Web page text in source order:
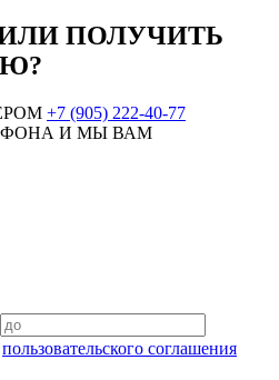
ИЛИ ПОЛУЧИТЬ
+7 (905) 222-40-77
И МЫ ВАМ
пользовательского соглашения